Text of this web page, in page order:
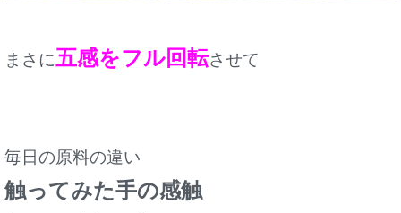
まさに五感をフル回転させて
毎日の原料の違い
触ってみた手の感触